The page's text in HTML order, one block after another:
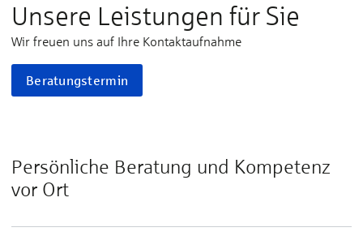
Unsere Leistungen für Sie
Wir freuen uns auf Ihre Kontaktaufnahme
Beratungstermin
Persönliche Beratung und Kompetenz
vor Ort